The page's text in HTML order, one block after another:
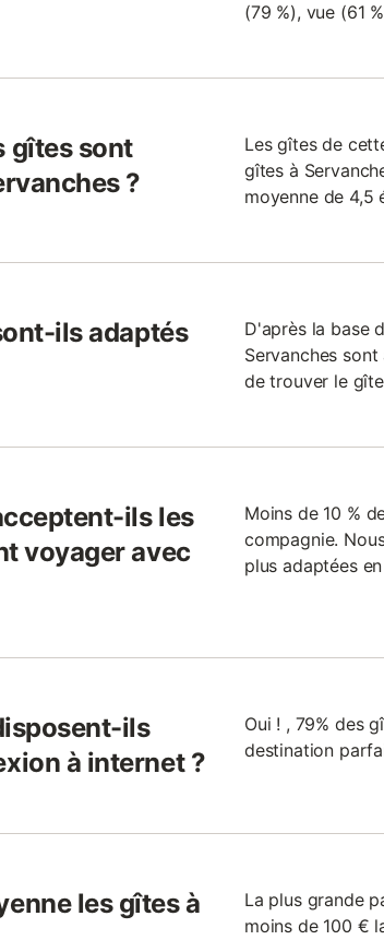
(79 %), vue (61
gîtes sont
?
Les gîtes de
gîtes à
moyenne de 4,5
ils adaptés
D'après la base
Servanches
de trouver le
ils les
voyager avec
Moins de 10 %
compagnie.
plus adaptées
ils
à internet ?
Oui ! , 79% des
destination
les gîtes à
La plus grande
moins de 100 €